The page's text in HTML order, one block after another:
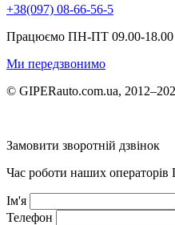
+38(097) 08-66-56-5
Працюємо ПН-ПТ 09.00-18.00
Ми передзвонимо
© GIPERauto.com.ua,
Замовити зворотній дзвінок
Час роботи наших
Ім'я
Телефон